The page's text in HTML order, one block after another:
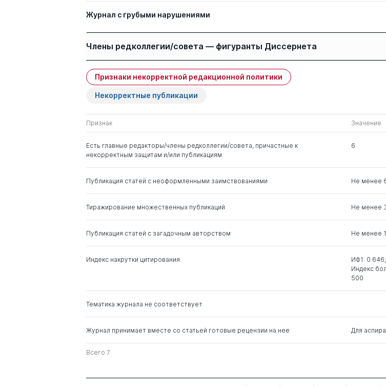
Журнал с грубыми нарушениями
Члены редколлегии/совета — фигуранты Диссернета
Имя Степень
Защиты членов РК:
свои
чужие
Леонидович
д. физ.-мат.н.
Харламов Андрей
д. э.н. 0 8
Благих Иван Алексеевич д. э.н. 0 4
Аносова Людмила
Александровна
д. э.н. 0
Кузнецов Сергей
Валентинович
0
Признаки некорректной редакционной политики
Некорректные публикации
Признак Значение
Есть главные редакторы/члены редколлегии/совета, причастные к
некорректным защитам и/или публикациям
6
Публикация статей с неоформленными заимствованиями Не менее
Тиражирование множественных публикаций Не менее
Публикация статей с загадочным авторством Не менее
Индекс накрутки цитирования
ИФ1:
Индекс
500
Тематика журнала не соответствует
Журнал принимает вместе со статьей готовые рецензии на нее Для
Всего 7